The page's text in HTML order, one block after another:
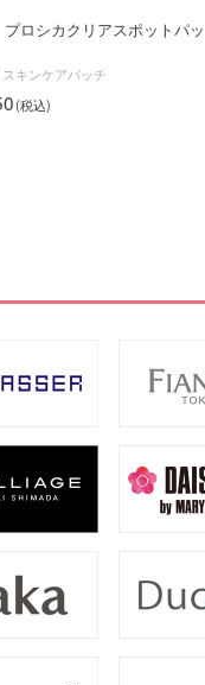
ロシカクリアスポットパッ
スキンケアパッチ